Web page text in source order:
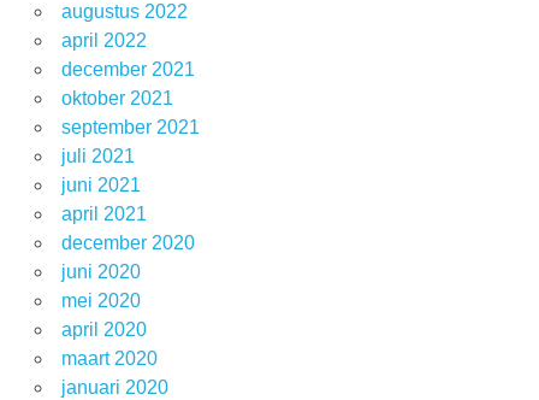
augustus 2022
april 2022
december 2021
oktober 2021
september 2021
juli 2021
juni 2021
april 2021
december 2020
juni 2020
mei 2020
april 2020
maart 2020
januari 2020